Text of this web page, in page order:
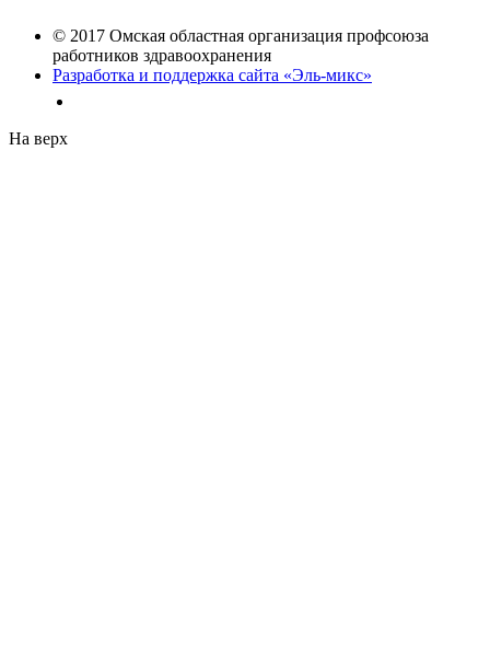
© 2017 Омская областная организация профсоюза
работников здравоохранения
Разработка и поддержка сайта «Эль-микс»
На верх